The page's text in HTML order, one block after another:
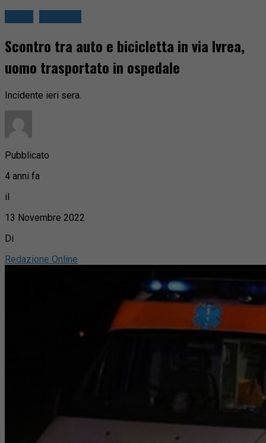
Scontro tra auto e bicicletta in via Ivrea,
uomo trasportato in ospedale
Incidente ieri sera.
Pubblicato
4 anni fa
il
13 Novembre 2022
Di
Redazione Online